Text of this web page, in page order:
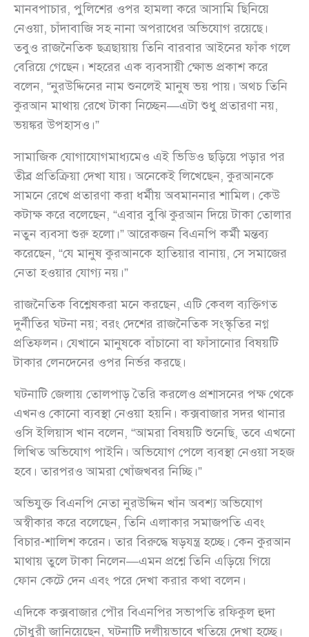
মানবপাচার, পুলিশের ওপর হামলা করে আসামি ছিনিয়ে
নেওয়া, চাঁদাবাজি সহ নানা অপরাধের অভিযোগ রয়েছে।
তবুও রাজনৈতিক ছত্রছায়ায় তিনি বারবার আইনের ফাঁক গলে
বেরিয়ে গেছেন। শহরের এক ব্যবসায়ী ক্ষোভ প্রকাশ করে
বলেন, “নুরউদ্দিনের নাম শুনলেই মানুষ ভয় পায়। অথচ তিনি
কুরআন মাথায় রেখে টাকা নিচ্ছেন—এটা শুধু প্রতারণা নয়,
ভয়ঙ্কর উপহাসও।”
সামাজিক যোগাযোগমাধ্যমেও এই ভিডিও ছড়িয়ে পড়ার পর
তীব্র প্রতিক্রিয়া দেখা যায়। অনেকেই লিখেছেন, কুরআনকে
সামনে রেখে প্রতারণা করা ধর্মীয় অবমাননার শামিল। কেউ
কটাক্ষ করে বলেছেন, “এবার বুঝি কুরআন দিয়ে টাকা তোলার
নতুন ব্যবসা শুরু হলো।” আরেকজন বিএনপি কর্মী মন্তব্য
করেছেন, “যে মানুষ কুরআনকে হাতিয়ার বানায়, সে সমাজের
নেতা হওয়ার যোগ্য নয়।”
রাজনৈতিক বিশ্লেষকরা মনে করছেন, এটি কেবল ব্যক্তিগত
দুর্নীতির ঘটনা নয়; বরং দেশের রাজনৈতিক সংস্কৃতির নগ্ন
প্রতিফলন। যেখানে মানুষকে বাঁচানো বা ফাঁসানোর বিষয়টি
টাকার লেনদেনের ওপর নির্ভর করছে।
ঘটনাটি জেলায় তোলপাড় তৈরি করলেও প্রশাসনের পক্ষ থেকে
এখনও কোনো ব্যবস্থা নেওয়া হয়নি। কক্সবাজার সদর থানার
ওসি ইলিয়াস খান বলেন, “আমরা বিষয়টি শুনেছি, তবে এখনো
লিখিত অভিযোগ পাইনি। অভিযোগ পেলে ব্যবস্থা নেওয়া সহজ
হবে। তারপরও আমরা খোঁজখবর নিচ্ছি।”
অভিযুক্ত বিএনপি নেতা নুরউদ্দিন খাঁন অবশ্য অভিযোগ
অস্বীকার করে বলেছেন, তিনি এলাকার সমাজপতি এবং
বিচার-শালিশ করেন। তার বিরুদ্ধে ষড়যন্ত্র হচ্ছে। কেন কুরআন
মাথায় তুলে টাকা নিলেন—এমন প্রশ্নে তিনি এড়িয়ে গিয়ে
ফোন কেটে দেন এবং পরে দেখা করার কথা বলেন।
এদিকে কক্সবাজার পৌর বিএনপির সভাপতি রফিকুল হুদা
চৌধুরী জানিয়েছেন, ঘটনাটি দলীয়ভাবে খতিয়ে দেখা হচ্ছে।